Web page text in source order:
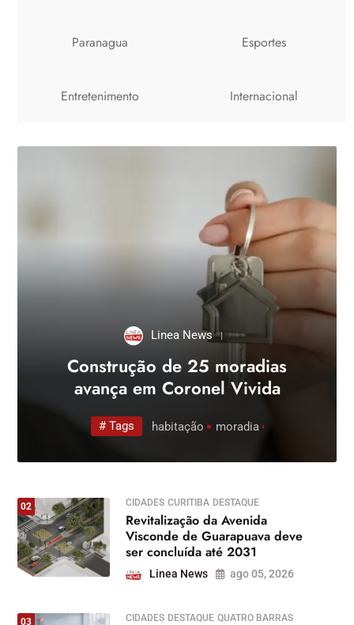
Paranagua Esportes
Entretenimento Internacional
Linea News
Construção de 25 moradias
avança em Coronel Vivida
# Tags
obras habitação moradia
02 CIDADES CURITIBA DESTAQUE
Revitalização da Avenida
Visconde de Guarapuava deve
ser concluída até 2031
Linea News ago 05, 2026
03 CIDADES DESTAQUE QUATRO BARRAS